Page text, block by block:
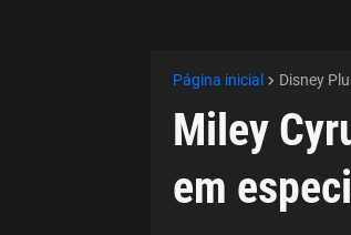
Página inicial Disney
Miley
em